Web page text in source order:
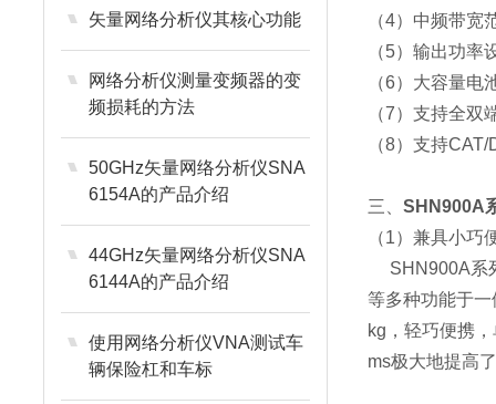
矢量网络分析仪其核心功能
网络分析仪测量变频器的变
频损耗的方法
50GHz矢量网络分析仪SNA
6154A的产品介绍
44GHz矢量网络分析仪SNA
6144A的产品介绍
使用网络分析仪VNA测试车
辆保险杠和车标
（4）中频带宽
（5）输出功率
（6）大容量
（7）支持全双
（8）支持
三、SHN900A
（1）兼具小巧
SHN900A系
等多种功能于
kg，轻巧便携
ms极大地提高